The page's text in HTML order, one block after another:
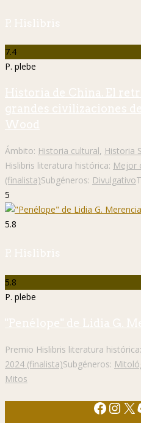
P. Hislibris
7.4
P. plebe
Historia de China. El
grandes civilizaciones
Wood
Ámbito: Historia cultural, Historia
Hislibris literatura histórica: Mejor
(finalista)Subgéneros: Divulgativo
5
5.8
P. Hislibris
5.8
P. plebe
"Penélope" de Lidia G.
Premio Hislibris literatura histórica:
2024 (finalista)Subgéneros:
Mitos
X